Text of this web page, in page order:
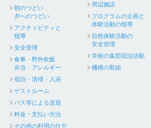
朝のつどい
夕へのつどい
アクティビティと
指導
安全管理
食事・野外炊飯
弁当・アレルギー
宿泊・清掃・入浴
ゲストルーム
バス等による送迎
料金・支払い方法
その他の利用の仕方
周辺施設
プログラムの企画と
体験活動の指導
自然体験活動の
安全管理
学校の集団宿泊活動
機構の取組